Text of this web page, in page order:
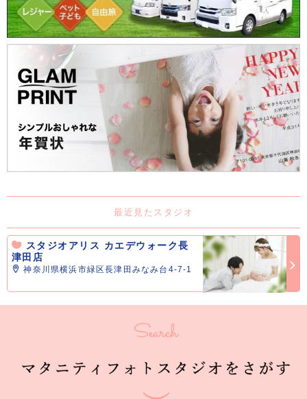
最近見たスタジオ
スタジオアリス カエデウォーク長
津田店
神奈川県横浜市緑区長津田みなみ台4-7-1